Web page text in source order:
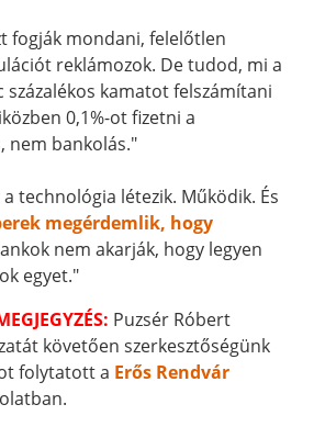
fogják mondani, felelőtlen
reklámozok. De tudod, mi a
kamatot felszámítani
0,1%-ot fizetni a
nem bankolás."
a technológia létezik. Működik. És
megérdemlik, hogy
nem akarják, hogy legyen
egyet."
Puzsér Róbert
követően szerkesztőségünk
folytatott a Erős Rendvár